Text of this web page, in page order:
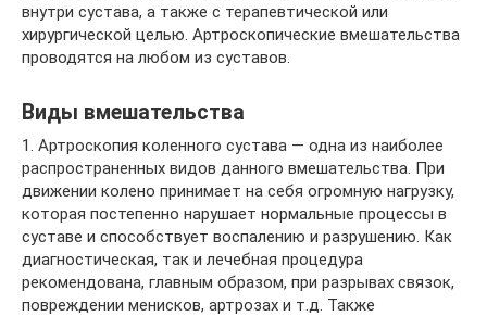
внутри сустава, а также с терапевтической или
хирургической целью. Артроскопические вмешательства
проводятся на любом из суставов.
Виды вмешательства
1. Артроскопия коленного сустава — одна из наиболее
распространенных видов данного вмешательства. При
движении колено принимает на себя огромную нагрузку,
которая постепенно нарушает нормальные процессы в
суставе и способствует воспалению и разрушению. Как
диагностическая, так и лечебная процедура
рекомендована, главным образом, при разрывах связок,
повреждении менисков, артрозах и т.д. Также